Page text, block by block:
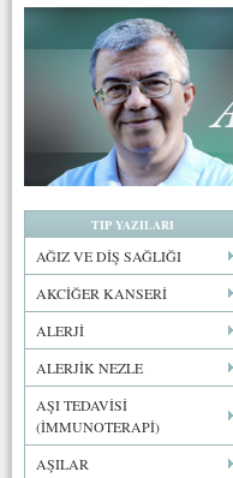
TIP YAZILARI
AĞIZ VE DİŞ SAĞLIĞI
AKCİĞER KANSERİ
ALERJİ
ALERJİK NEZLE
AŞI TEDAVİSİ
(İMMUNOTERAPİ)
AŞILAR